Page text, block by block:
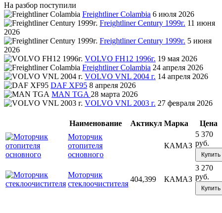
На разбор поступили
Freightliner Colambia 6 июля 2026
Freightliner Century 1999г. 11 июня
2026
Freightliner Century 1999г. 5 июня
2026
VOLVO FH12 1996г. 19 мая 2026
Freightliner Colambia 24 апреля 2026
VOLVO VNL 2004 г. 14 апреля 2026
DAF XF95 8 апреля 2026
MAN TGA 28 марта 2026
VOLVO VNL 2003 г. 27 февраля 2026
Наименование Актикул Марка
Цена
Моторчик
отопителя
основного
КАМАЗ
5 370
руб.
Купить
Моторчик
стеклоочистителя
404,399 КАМАЗ
3 270
руб.
Купить